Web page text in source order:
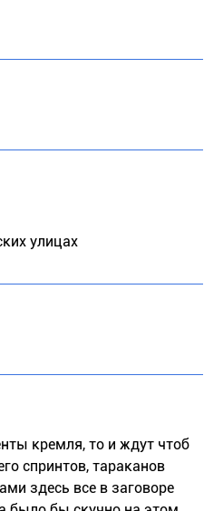
улицах
кремля, то и ждут чтоб
спринтов, тараканов
здесь все в заговоре